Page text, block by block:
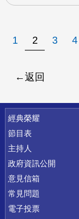
1 2 3 4
返回
快速連結
經典榮耀
節目表
主持人
政府資訊公開
意見信箱
常見問題
電子投票